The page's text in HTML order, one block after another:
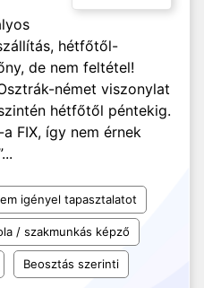
hétfőtől-
de nem feltétel!
német viszonylat
hétfőtől péntekig.
FIX, így nem érnek
igényel tapasztalatot
/ szakmunkás képző
Beosztás szerinti